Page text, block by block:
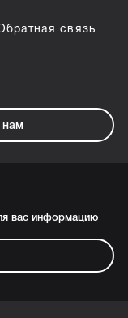
связь
нам
вас информацию